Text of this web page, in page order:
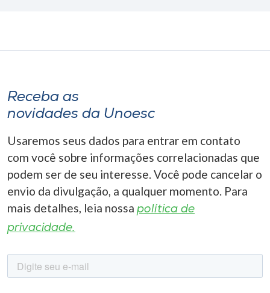
Receba as
novidades da Unoesc
Usaremos seus dados para entrar em contato
com você sobre informações correlacionadas que
podem ser de seu interesse. Você pode cancelar o
envio da divulgação, a qualquer momento. Para
mais detalhes, leia nossa política de
privacidade.